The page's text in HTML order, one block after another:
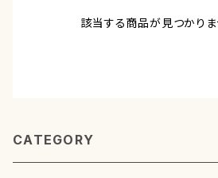
該当する商品が見つかりま
CATEGORY